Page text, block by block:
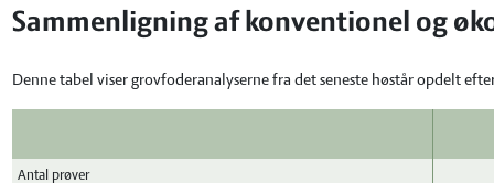
Sammenligning af konventionel og
Denne tabel viser grovfoderanalyserne fra det seneste høstår opdelt
Antal prøver